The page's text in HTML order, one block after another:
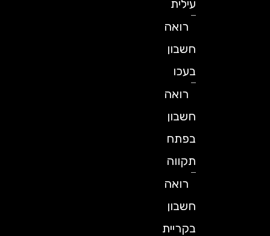
עילית
רואה
חשבון
בעכו
רואה
חשבון
בפתח
תקווה
רואה
חשבון
בקריית